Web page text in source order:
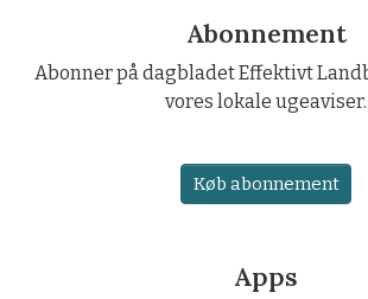
Abonnement
Abonner på dagbladet Effektivt
vores lokale ugeaviser.
Køb abonnement
Apps